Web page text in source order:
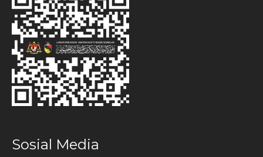
Sosial Media